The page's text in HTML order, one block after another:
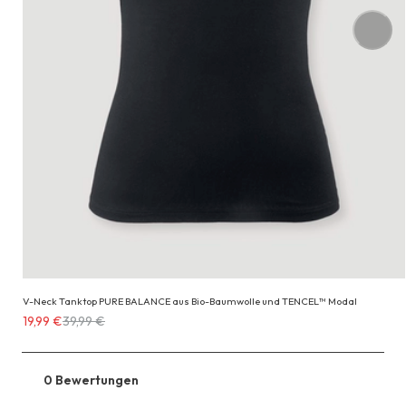
V-Neck Tanktop PURE BALANCE aus Bio-Baumwolle und TENCEL™ Modal
Erhältlich
19,99 €
anstatt
39,99 €
19,99 €39,99 €
0 Bewertungen